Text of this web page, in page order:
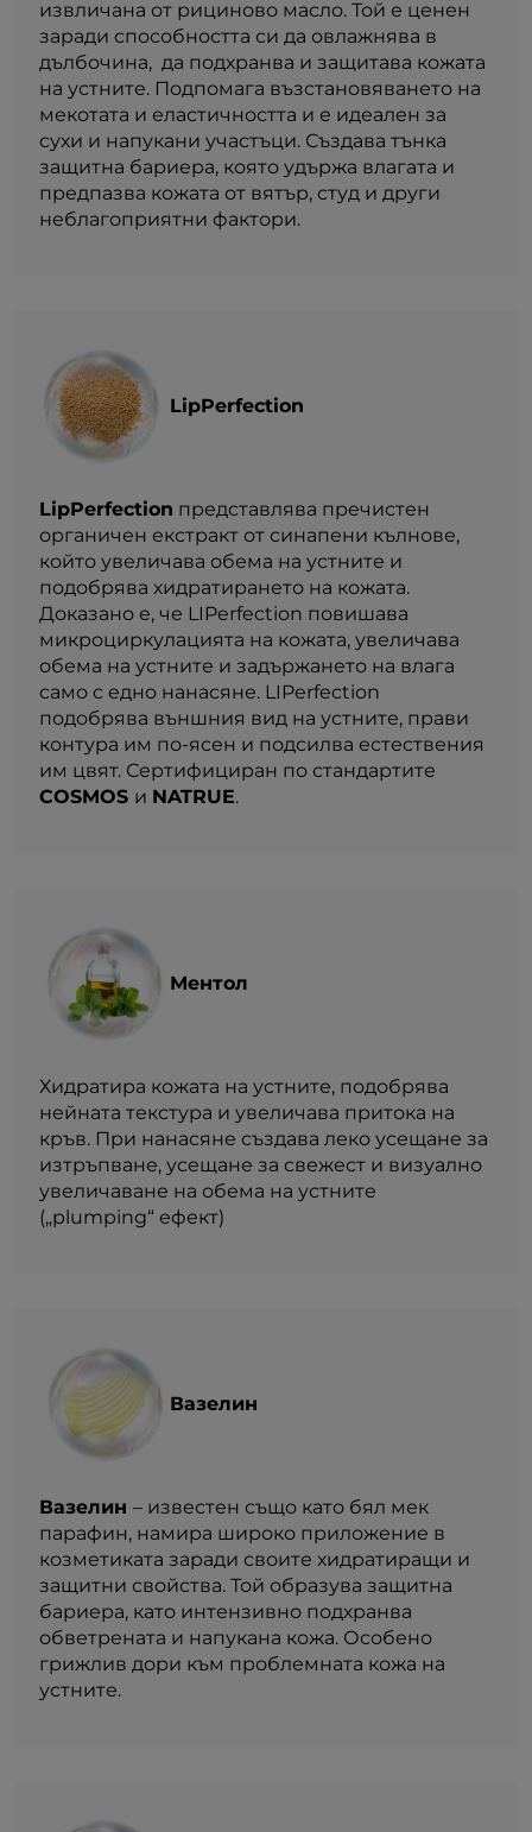
извличана от рициново масло. Той е ценен
заради способността си да овлажнява в
дълбочина, да подхранва и защитава кожата
на устните. Подпомага възстановяването на
мекотата и еластичността и е идеален за
сухи и напукани участъци. Създава тънка
защитна бариера, която удържа влагата и
предпазва кожата от вятър, студ и други
неблагоприятни фактори.
LipPerfection
LipPerfection представлява пречистен
органичен екстракт от синапени кълнове,
който увеличава обема на устните и
подобрява хидратирането на кожата.
Доказано е, че LIPerfection повишава
микроциркулацията на кожата, увеличава
обема на устните и задържането на влага
само с едно нанасяне. LIPerfection
подобрява външния вид на устните, прави
контура им по-ясен и подсилва естествения
им цвят. Сертифициран по стандартите
COSMOS и NATRUE.
Ментол
Хидратира кожата на устните, подобрява
нейната текстура и увеличава притока на
кръв. При нанасяне създава леко усещане за
изтръпване, усещане за свежест и визуално
увеличаване на обема на устните
(„plumping“ ефект)
Вазелин
Вазелин– известен също като бял мек
парафин, намира широко приложение в
козметиката заради своите хидратиращи и
защитни свойства. Той образува защитна
бариера, като интензивно подхранва
обветрената и напукана кожа. Особено
грижлив дори към проблемната кожа на
устните.